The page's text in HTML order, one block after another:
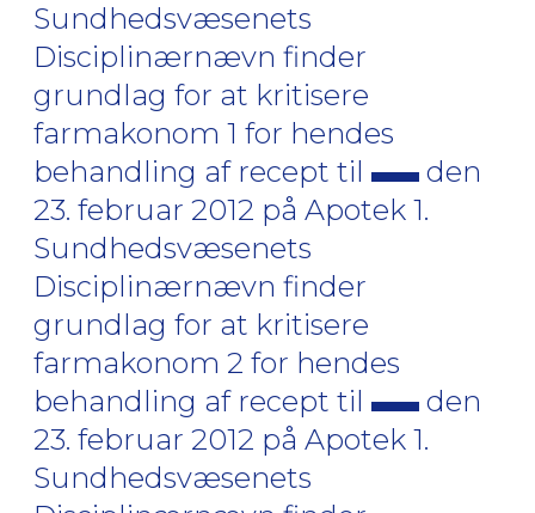
Sundhedsvæsenets
Disciplinærnævn finder
grundlag for at kritisere
farmakonom 1 for hendes
behandling af recept til
den
23. februar 2012 på Apotek 1.
Sundhedsvæsenets
Disciplinærnævn finder
grundlag for at kritisere
farmakonom 2 for hendes
behandling af recept til
den
23. februar 2012 på Apotek 1.
Sundhedsvæsenets